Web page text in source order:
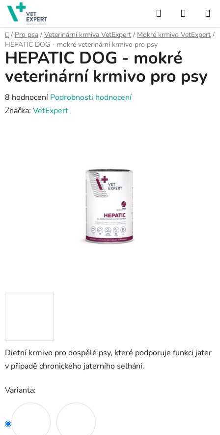
Přejít
obsah
Hledat
KOŠÍK
Domů
/ Pro psa / Veterinární krmiva VetExpert / Mokré krmivo VetExpert /
HEPATIC DOG - mokré veterinární krmivo pro psy
Dietní krmivo pro dospělé psy, které podporuje funkci jater
v případě chronického jaterního selhání.
Varianta:
HEPATIC DOG - mokré
veterinární krmivo pro psy
Průměrné
hodnocení
8 hodnocení Podrobnosti hodnocení
Značka: VetExpert